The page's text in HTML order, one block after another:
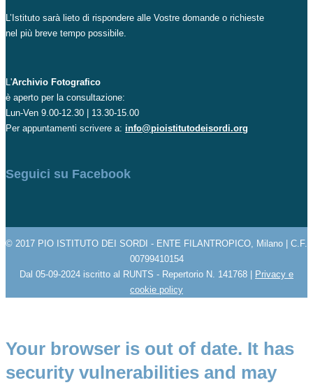
L’Istituto sarà lieto di rispondere alle Vostre domande o richieste
nel più breve tempo possibile.
L'Archivio Fotografico
è aperto per la consultazione:
Lun-Ven 9.00-12.30 | 13.30-15.00
Per appuntamenti scrivere a: info@pioistitutodeisordi.org
Seguici su Facebook
© 2017 PIO ISTITUTO DEI SORDI - ENTE FILANTROPICO, Milano | C.F.
00799410154
Dal 05-09-2024 iscritto al RUNTS - Repertorio N. 141768 | Privacy e
cookie policy
Your browser is out of date. It has
security vulnerabilities and may